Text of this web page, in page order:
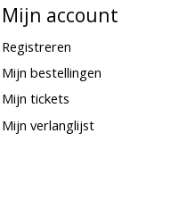
Mijn account
Registreren
Mijn bestellingen
Mijn tickets
Mijn verlanglijst